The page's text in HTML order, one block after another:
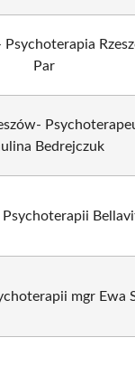
Psychoterapia
Par
Bedrejczuk
mgr Ewa